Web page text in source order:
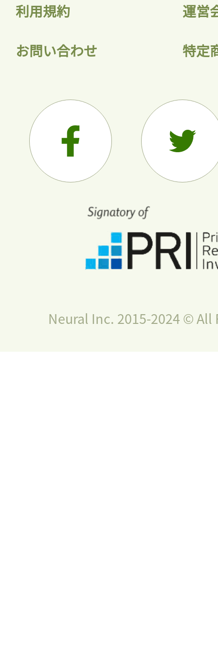
利用規約 運営
お問い合わせ 特定
Neural Inc. 2015-2024 © All